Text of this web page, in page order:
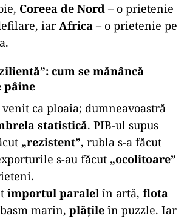
Coreea de Nord – o prietenie
iarAfrica – o prietenie pe
cum se mănâncă
pâine
ca ploaia; dumneavoastră
statistică. PIB-ul supus
„rezistent”, rubla s-a făcut
s-au făcut „ocolitoare”
importul paralel în artă, flota
marin, plățile în puzzle. Iar